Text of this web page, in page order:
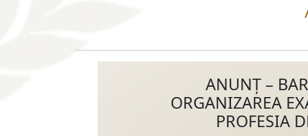
ANUNȚ –
ORGANIZAREA
PROFESIA